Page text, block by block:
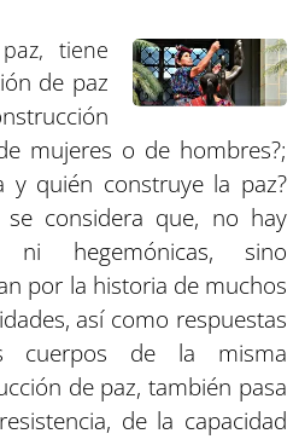
tiene
de paz
mujeres o de hombres?;
y quién construye la paz?
se considera que, no hay
ni hegemónicas, sino
por la historia de muchos
así como respuestas
cuerpos de la misma
de paz, también pasa
de la capacidad